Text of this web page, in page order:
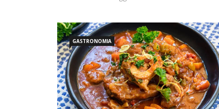
GASTRONOMIA